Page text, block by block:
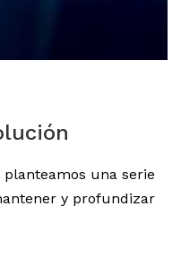
una serie
y profundizar